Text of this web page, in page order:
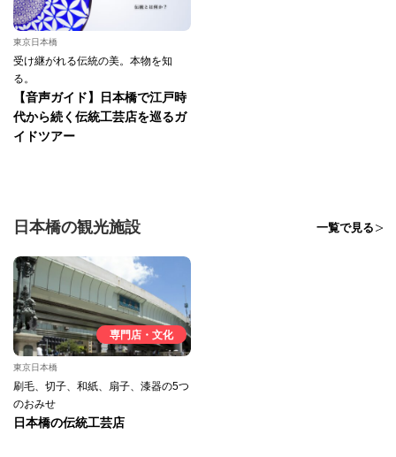
東京日本橋
受け継がれる伝統の美。本物を知
る。
【音声ガイド】日本橋で江戸時
代から続く伝統工芸店を巡るガ
イドツアー
日本橋の観光施設 一覧で見る
専門店・文化
東京日本橋
刷毛、切子、和紙、扇子、漆器の5つ
のおみせ
日本橋の伝統工芸店